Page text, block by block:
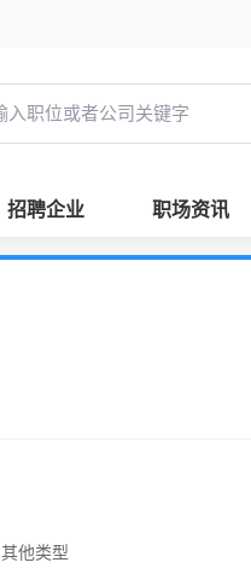
招聘企业 职场资讯
其他类型